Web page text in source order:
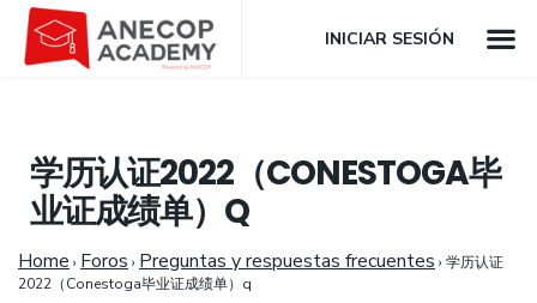
INICIAR SESIÓN
学历认证2022（CONESTOGA毕
业证成绩单）Q
Home › Foros › Preguntas y respuestas frecuentes › 学历认证
2022（Conestoga毕业证成绩单）q